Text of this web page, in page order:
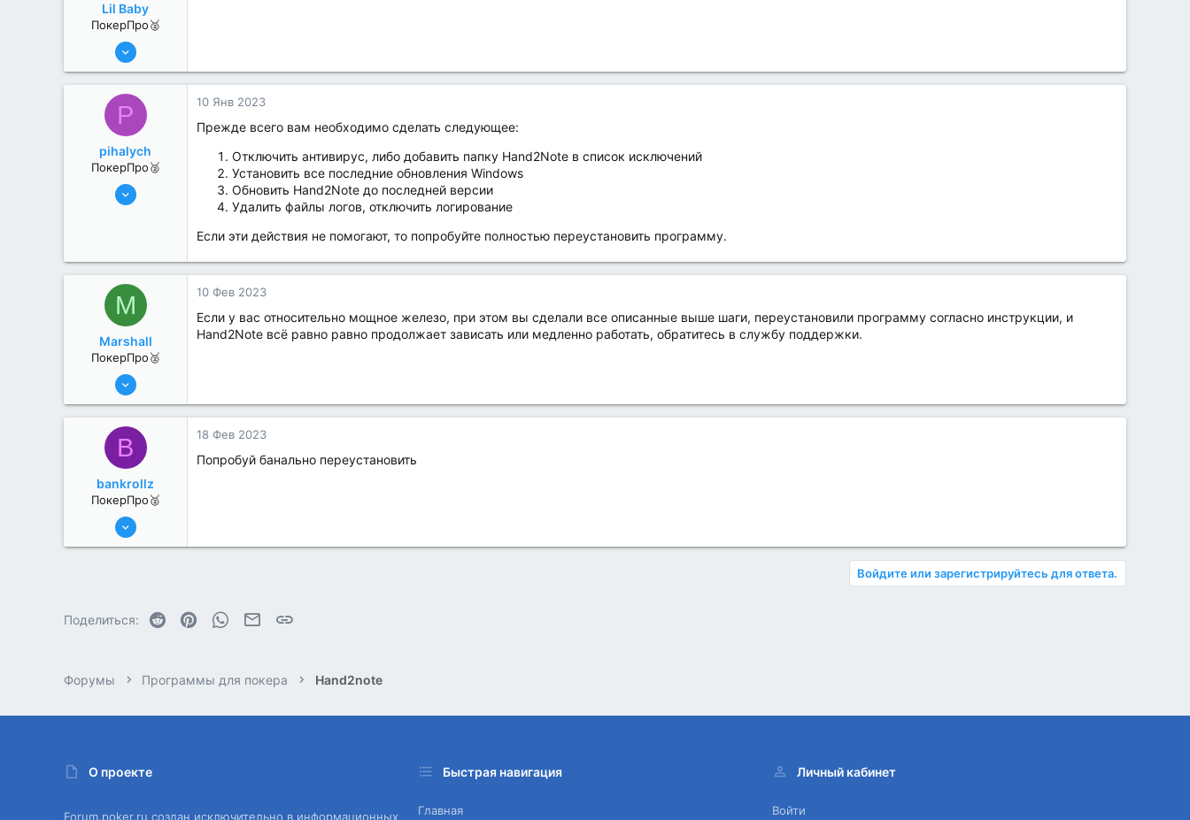
Lil Baby
ПокерПро🥈
8 Июн 2022
1
P
pihalych
ПокерПро🥈
6 Июн 2022
10 Янв 2023
Прежде всего вам необходимо сделать следующее:
Отключить антивирус, либо добавить папку Hand2Note в список исключений
Установить все последние обновления Windows
Обновить Hand2Note до последней версии
Удалить файлы логов, отключить логирование
Если эти действия не помогают, то попробуйте полностью переустановить программу.
M
Marshall
ПокерПро🥈
17 Авг 2022
0
10 Фев 2023
Если у вас относительно мощное железо, при этом вы сделали все описанные выше шаги, переустановили программу согласно инструкции, и
Hand2Note всё равно равно продолжает зависать или медленно работать, обратитесь в службу поддержки.
B
bankrollz
ПокерПро🥈
8 Июн 2022
18 Фев 2023
Попробуй банально переустановить
Войдите или зарегистрируйтесь для ответа.
Поделиться: Reddit PinterestWhatsAppЭлектронная почта
Форумы Программы для покера Hand2note
О проекте
Forum.poker.ru создан исключительно в информационных
Быстрая навигация
Главная
Личный кабинет
Войти